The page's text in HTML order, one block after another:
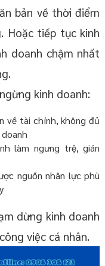
bản về thời điểm
Hoặc tiếp tục kinh
doanh chậm nhất
kinh doanh:
về tài chính, không đủ
làm ngưng trệ, gián
nguồn nhân lực phù
dừng kinh doanh
việc cá nhân.